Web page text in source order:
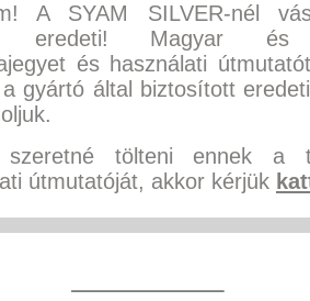
A SYAM SILVER-nél
eredeti! Magyar és
és használati
gyártó által biztosított
tölteni ennek a
útmutatóját, akkor kérjük